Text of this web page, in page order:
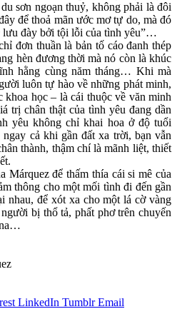
sơn ngoạn thuỷ, không phải là đôi
để thoả mãn ước mơ tự do, mà đó
lưu đày bởi tội lỗi của tình yêu”…
đơn thuần là bản tố cáo đanh thép
hèn đương thời mà nó còn là khúc
hằng cùng năm tháng… Khi mà
luôn tự hào về những phát minh,
khoa học – là cái thuộc về văn minh
trị chân thật của tình yêu đang dần
yêu không chỉ khai hoa ở độ tuổi
cả khi gần đất xa trời, bạn vẫn
thành, thậm chí là mãnh liệt, thiết
Márquez để thấm thía cái si mê của
thông cho một mối tình đi đến gần
nhau, để xót xa cho một lá cờ vàng
bị thổ tả, phất phơ trên chuyến
LinkedIn Tumblr Email